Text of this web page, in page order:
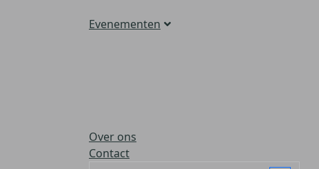
Evenementen
Over ons
Contact